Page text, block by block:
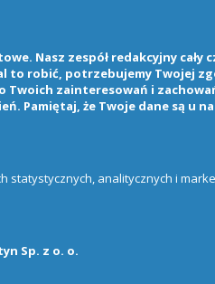
Nasz zespół redakcyjny
to robić, potrzebujemy Twojej
zainteresowań i
Pamiętaj, że Twoje dane są u
statystycznych, analitycznych i
Sp. z o. o.